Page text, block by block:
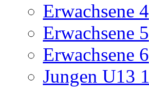
Erwachsene 4
Erwachsene 5
Erwachsene 6
Jungen U13 1